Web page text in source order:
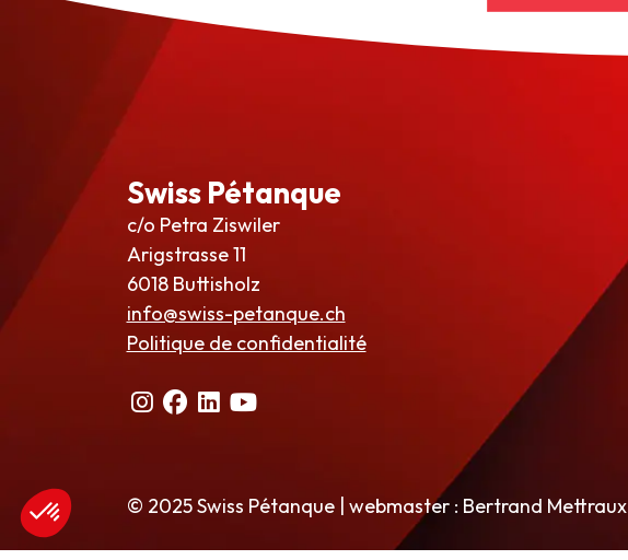
Swiss Pétanque
c/o Petra Ziswiler
Arigstrasse 11
6018 Buttisholz
info@swiss-petanque.ch
Politique de confidentialité
© 2025 Swiss Pétanque | webmaster : Bertrand Mettraux